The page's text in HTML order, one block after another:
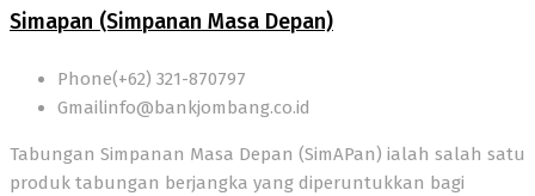
Simapan (Simpanan Masa Depan)
Phone(+62) 321-870797
Gmailinfo@bankjombang.co.id
Tabungan Simpanan Masa Depan (SimAPan) ialah salah satu
produk tabungan berjangka yang diperuntukkan bagi